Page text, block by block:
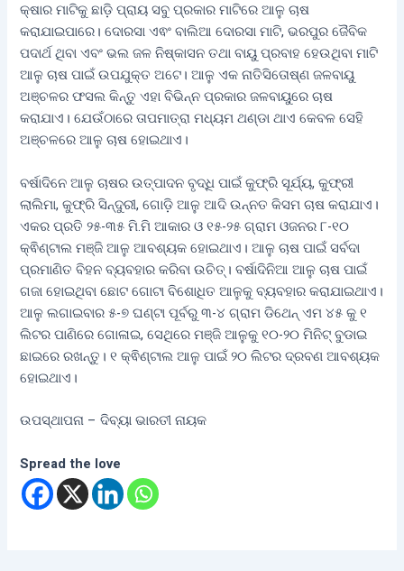
କ୍ଷାର ମାଟିକୁ ଛାଡ଼ି ପ୍ରାୟ ସବୁ ପ୍ରକାର ମାଟିରେ ଆଳୁ ଚାଷ
କରାଯାଇପାରେ। ଦୋରସା ଏଵଂ ବାଲିଆ ଦୋରସା ମାଟି, ଭରପୁର ଜୈବିକ
ପଦାର୍ଥ ଥିବା ଏବଂ ଭଲ ଜଳ ନିଷ୍କାସନ ତଥା ବାୟୁ ପ୍ରବାହ ହେଉଥିବା ମାଟି
ଆଳୁ ଚାଷ ପାଇଁ ଉପଯୁକ୍ତ ଅଟେ। ଆଳୁ ଏକ ନାତିସିତୋଷ୍ଣ ଜଳବାୟୁ
ଅଞ୍ଚଳର ଫସଲ କିନ୍ତୁ ଏହା ବିଭିନ୍ନ ପ୍ରକାର ଜଳବାୟୁରେ ଚାଷ
କରାଯାଏ। ଯେଉଁଠାରେ ତାପମାତ୍ରା ମଧ୍ୟମ ଥଣ୍ଡା ଥାଏ କେବଳ ସେହି
ଅଞ୍ଚଳରେ ଆଳୁ ଚାଷ ହୋଇଥାଏ।
ବର୍ଷାଦିନେ ଆଳୁ ଚାଷର ଉତ୍ପାଦନ ବୃଦ୍ଧି ପାଇଁ କୁଫ୍ରି ସୂର୍ଯ୍ୟ, କୁଫ୍ରୀ
ଲାଲିମା, କୁଫ୍ରି ସିନ୍ଦୁରୀ, ଗୋଡ଼ି ଆଳୁ ଆଦି ଉନ୍ନତ କିସମ ଚାଷ କରାଯାଏ।
ଏକର ପ୍ରତି ୨୫-୩୫ ମି.ମି ଆକାର ଓ ୧୫-୨୫ ଗ୍ରାମ ଓଜନର ୮-୧୦
କ୍ଵିଣ୍ଟାଲ ମଞ୍ଜି ଆଳୁ ଆବଶ୍ୟକ ହୋଇଥାଏ। ଆଳୁ ଚାଷ ପାଇଁ ସର୍ବଦା
ପ୍ରମାଣିତ ବିହନ ବ୍ୟବହାର କରିବା ଉଚିତ୍। ବର୍ଷାଦିନିଆ ଆଳୁ ଚାଷ ପାଇଁ
ଗଜା ହୋଇଥିବା ଛୋଟ ଗୋଟା ବିଶୋଧିତ ଆଳୁକୁ ବ୍ୟବହାର କରାଯାଇଥାଏ।
ଆଳୁ ଲଗାଇବାର ୫-୭ ଘଣ୍ଟା ପୂର୍ବରୁ ୩-୪ ଗ୍ରାମ ଡିଥେନ୍ ଏମ ୪୫ କୁ ୧
ଲିଟର ପାଣିରେ ଗୋଳାଇ, ସେଥିରେ ମଞ୍ଜି ଆଳୁକୁ ୧୦-୨୦ ମିନିଟ୍ ବୁଡାଇ
ଛାଇରେ ରଖନ୍ତୁ। ୧ କ୍ଵିଣ୍ଟାଲ ଆଳୁ ପାଇଁ ୨୦ ଲିଟର ଦ୍ରବଣ ଆବଶ୍ୟକ
ହୋଇଥାଏ।
ଉପସ୍ଥାପନା – ଦିବ୍ୟା ଭାରତୀ ନାୟକ
Spread the love